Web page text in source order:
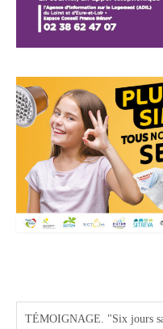
TÉMOIGNAGE. "Six jours